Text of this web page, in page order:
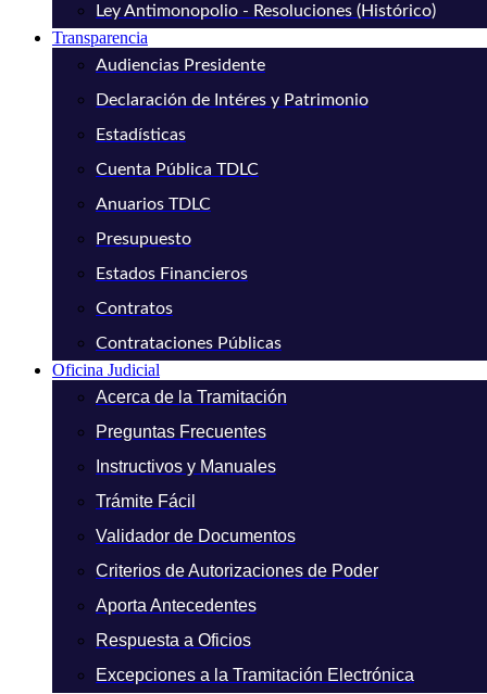
Ley Antimonopolio - Resoluciones (Histórico)
Transparencia
Audiencias Presidente
Declaración de Intéres y Patrimonio
Estadísticas
Cuenta Pública TDLC
Anuarios TDLC
Presupuesto
Estados Financieros
Contratos
Contrataciones Públicas
Oficina Judicial
Acerca de la Tramitación
Preguntas Frecuentes
Instructivos y Manuales
Trámite Fácil
Validador de Documentos
Criterios de Autorizaciones de Poder
Aporta Antecedentes
Respuesta a Oficios
Excepciones a la Tramitación Electrónica